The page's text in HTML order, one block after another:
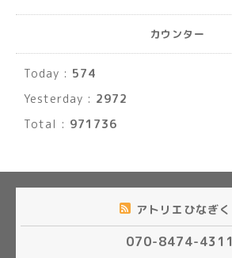
カウンター
Today : 574
Yesterday : 2972
Total : 971736
アトリエひなぎく
070-8474-4311